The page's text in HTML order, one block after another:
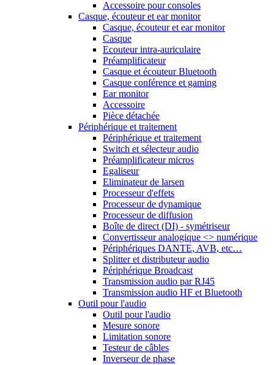
Accessoire pour consoles
Casque, écouteur et ear monitor
Casque, écouteur et ear monitor
Casque
Ecouteur intra-auriculaire
Préamplificateur
Casque et écouteur Bluetooth
Casque conférence et gaming
Ear monitor
Accessoire
Pièce détachée
Périphérique et traitement
Périphérique et traitement
Switch et sélecteur audio
Préamplificateur micros
Egaliseur
Eliminateur de larsen
Processeur d'effets
Processeur de dynamique
Processeur de diffusion
Boîte de direct (DI) - symétriseur
Convertisseur analogique <> numérique
Périphériques DANTE, AVB, etc…
Splitter et distributeur audio
Périphérique Broadcast
Transmission audio par RJ45
Transmission audio HF et Bluetooth
Outil pour l'audio
Outil pour l'audio
Mesure sonore
Limitation sonore
Testeur de câbles
Inverseur de phase